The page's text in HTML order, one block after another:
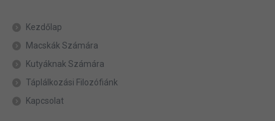
Kezdőlap
Macskák Számára
Kutyáknak Számára
Táplálkozási Filozófiánk
Kapcsolat